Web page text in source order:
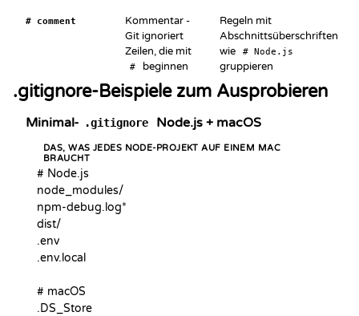
# comment
Kommentar -
Git ignoriert
Zeilen, die mit
# beginnen
Regeln mit
Abschnittsüberschriften
wie
# Node.js
gruppieren
.gitignore-Beispiele zum Ausprobieren
Minimal- .gitignore Node.js + macOS
DAS, WAS JEDES NODE-PROJEKT AUF EINEM MAC
BRAUCHT
# Node.js
node_modules/
npm-debug.log*
dist/
.env
.env.local
# macOS
.DS_Store